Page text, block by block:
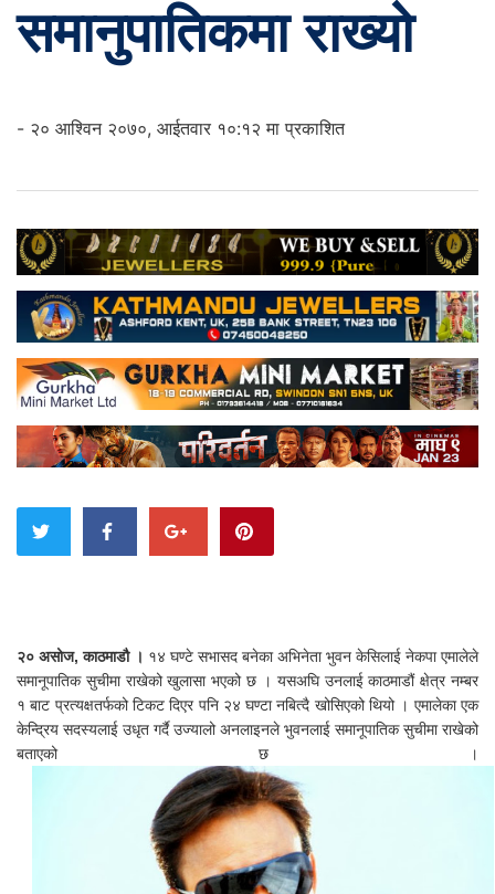
समानुपातिकमा राख्यो
- २० आश्विन २०७०, आईतवार १०:१२ मा प्रकाशित
२० असोज, काठमाडौ । १४ घण्टे सभासद बनेका अभिनेता भुवन केसिलाई नेकपा एमालेले
समानूपातिक सुचीमा राखेको खुलासा भएको छ । यसअघि उनलाई काठमाडौं क्षेत्र नम्बर
१ बाट प्रत्यक्षतर्फको टिकट दिएर पनि २४ घण्टा नबित्दै खोसिएको थियो । एमालेका एक
केन्द्रिय सदस्यलाई उधृत गर्दै उज्यालो अनलाइनले भुवनलाई समानूपातिक सुचीमा राखेको
बताएको छ ।